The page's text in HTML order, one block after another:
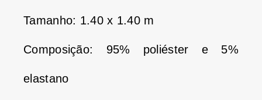
Tamanho: 1.40 x 1.40 m
Composição: 95% poliéster e 5%
elastano